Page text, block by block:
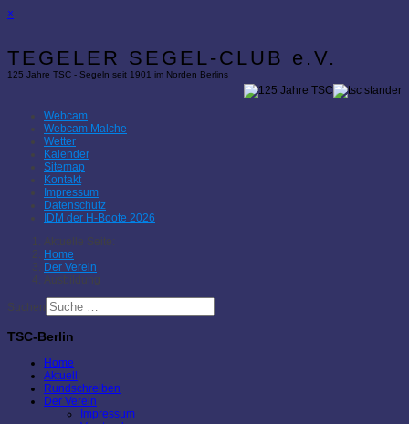
×
TEGELER SEGEL-CLUB e.V.
125 Jahre TSC - Segeln seit 1901 im Norden Berlins
Webcam
Webcam Malche
Wetter
Kalender
Sitemap
Kontakt
Impressum
Datenschutz
IDM der H-Boote 2026
Aktuelle Seite:
Home
Der Verein
Ausbildung
Suchen
TSC-Berlin
Home
Aktuell
Rundschreiben
Der Verein
Impressum